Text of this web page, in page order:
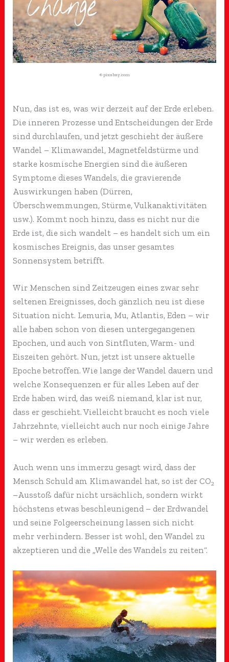
© pixabay.com
Nun, das ist es, was wir derzeit auf der Erde erleben.
Die inneren Prozesse und Entscheidungen der Erde
sind durchlaufen, und jetzt geschieht der äußere
Wandel – Klimawandel, Magnetfeldstürme und
starke kosmische Energien sind die äußeren
Symptome dieses Wandels, die gravierende
Auswirkungen haben (Dürren,
Überschwemmungen, Stürme, Vulkanaktivitäten
usw.). Kommt noch hinzu, dass es nicht nur die
Erde ist, die sich wandelt – es handelt sich um ein
kosmisches Ereignis, das unser gesamtes
Sonnensystem betrifft.
Wir Menschen sind Zeitzeugen eines zwar sehr
seltenen Ereignisses, doch gänzlich neu ist diese
Situation nicht. Lemuria, Mu, Atlantis, Eden – wir
alle haben schon von diesen untergegangenen
Epochen, und auch von Sintfluten, Warm- und
Eiszeiten gehört. Nun, jetzt ist unsere aktuelle
Epoche betroffen. Wie lange der Wandel dauern und
welche Konsequenzen er für alles Leben auf der
Erde haben wird, das weiß niemand, klar ist nur,
dass er geschieht. Vielleicht braucht es noch viele
Jahrzehnte, vielleicht auch nur noch einige Jahre
– wir werden es erleben.
Auch wenn uns immerzu gesagt wird, dass der
Mensch Schuld am Klimawandel hat, so ist der CO2
–Ausstoß dafür nicht ursächlich, sondern wirkt
höchstens etwas beschleunigend – der Erdwandel
und seine Folgeerscheinung lassen sich nicht
mehr verhindern. Besser ist wohl, den Wandel zu
akzeptieren und die „Welle des Wandels zu reiten“.